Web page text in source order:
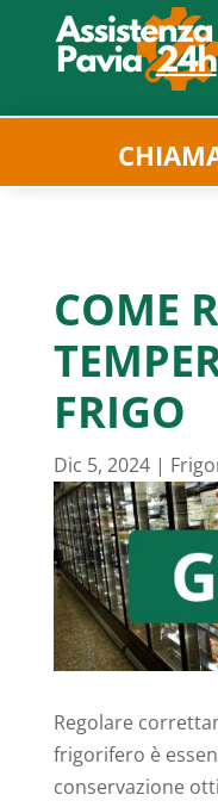
COME
FRIGO
Dic 5, 2024|
Regolare
frigorifero è
conservazione